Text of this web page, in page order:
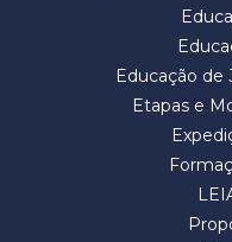
Educação de
Etapas e